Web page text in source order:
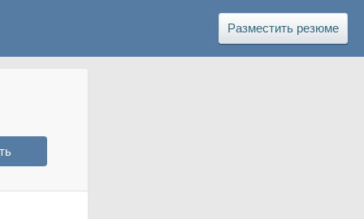
Разместить резюме